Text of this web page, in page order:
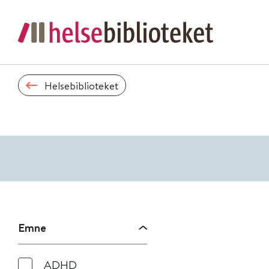
Helsebiblioteket
Emne
ADHD